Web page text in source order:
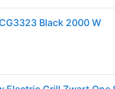
Black 2000 W